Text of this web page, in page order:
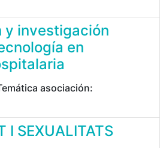
y investigación
en
asociación:
I SEXUALITATS